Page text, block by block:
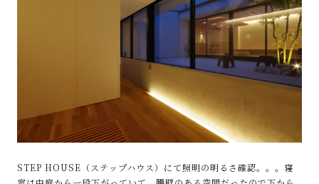
STEP HOUSE（ステップハウス）にて照明の明るさ確認。。。寝